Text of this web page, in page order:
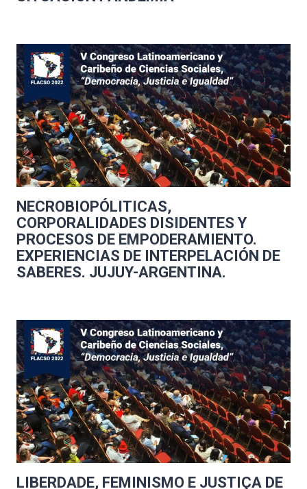
NECROBIOPÓLITICAS,
CORPORALIDADES DISIDENTES Y
PROCESOS DE EMPODERAMIENTO.
EXPERIENCIAS DE INTERPELACIÓN DE
SABERES. JUJUY-ARGENTINA.
LIBERDADE, FEMINISMO E JUSTIÇA DE